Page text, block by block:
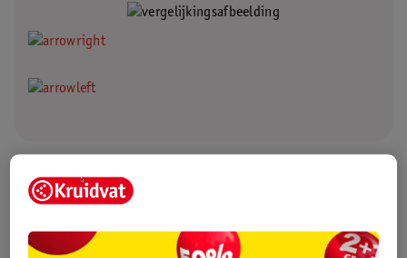
Je voelt je deze periode vast een stuk energieker dan eerst. De